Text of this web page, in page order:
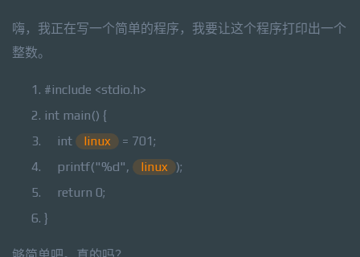
嗨，我正在写一个简单的程序，我要让这个程序打印出一个
整数。
#include <stdio.h>
int main() {
int
linux
= 701;
printf("%d", linux );
return 0;
}